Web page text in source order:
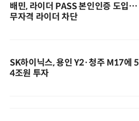
배민, 라이더 PASS 본인인증 도입…
무자격 라이더 차단
SK하이닉스, 용인 Y2·청주 M17에 5
4조원 투자